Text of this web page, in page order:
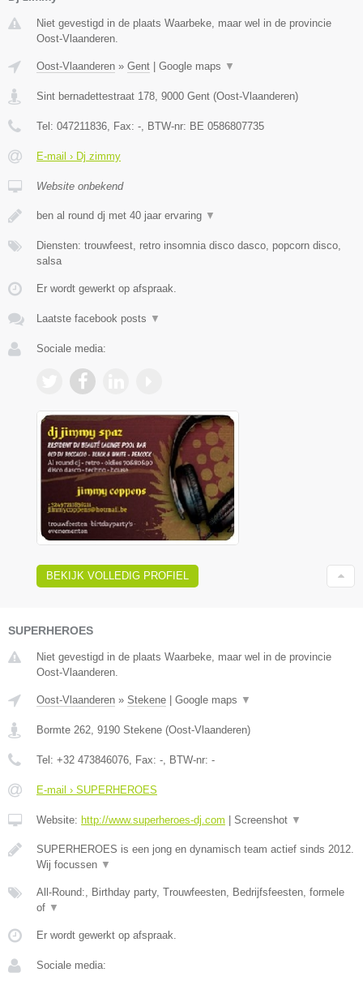
Niet gevestigd in de plaats Waarbeke, maar wel in de provincie
Oost-Vlaanderen.
Oost-Vlaanderen » Gent Google maps ▼
Sint bernadettestraat 178, 9000 Gent (Oost-Vlaanderen)
Tel: 047211836, Fax: -, BTW-nr: BE 0586807735
E-mail › Dj zimmy
Website onbekend
ben al round dj met 40 jaar ervaring ▼
Diensten: trouwfeest, retro insomnia disco dasco, popcorn disco,
salsa
Er wordt gewerkt op afspraak.
Laatste facebook posts ▼
Sociale media:
BEKIJK VOLLEDIG PROFIEL
SUPERHEROES
Niet gevestigd in de plaats Waarbeke, maar wel in de provincie
Oost-Vlaanderen.
Oost-Vlaanderen » Stekene Google maps ▼
Bormte 262, 9190 Stekene (Oost-Vlaanderen)
Tel: +32 473846076, Fax: -, BTW-nr: -
E-mail › SUPERHEROES
Website: http://www.superheroes-dj.com Screenshot ▼
SUPERHEROES is een jong en dynamisch team actief sinds 2012.
Wij focussen ▼
All-Round:, Birthday party, Trouwfeesten, Bedrijfsfeesten, formele
of ▼
Er wordt gewerkt op afspraak.
Sociale media: